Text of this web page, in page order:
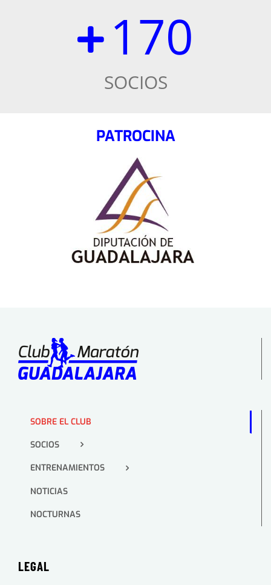
170
SOCIOS
PATROCINA
SOBRE EL CLUB
SOCIOS
ENTRENAMIENTOS
NOTICIAS
NOCTURNAS
LEGAL